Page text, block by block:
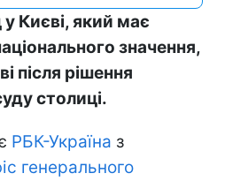
Києві, який має
значення,
після рішення
столиці.
РБК-Україна з
генерального